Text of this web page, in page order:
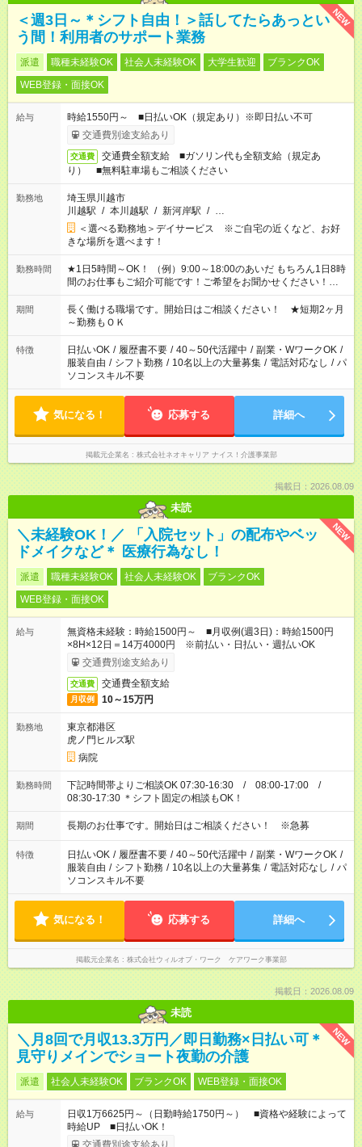
NEW
＜週3日～＊シフト自由！＞話してたらあっとい
う間！利用者のサポート業務
派遣 職種未経験OK 社会人未経験OK 大学生歓迎
ブランクOK
WEB登録・面接OK
給与
時給1550円～ ■日払いOK（規定あり）※即日払い不可
交通費別途支給あり
交通費
交通費全額支給 ■ガソリン代も全額支給（規定あ
り） ■無料駐車場もご相談ください
勤務地
埼玉県川越市
川越駅 / 本川越駅 / 新河岸駅 / …
＜選べる勤務地＞デイサービス ※ご自宅の近くなど、お好
きな場所を選べます！
勤務時間
★1日5時間～OK！ （例）9:00～18:00のあいだ もちろん1日8時
間のお仕事もご紹介可能です！ご希望をお聞かせください！★家
庭の都合でお休みが必要な場合も遠慮なくご相談ください。 ※
週最低15時間以上の勤務が必要です
期間
長く働ける職場です。開始日はご相談ください！ ★短期2ヶ月
～勤務もＯＫ
特徴 日払いOK / 履歴書不要 / 40～50代活躍中 / 副業・WワークOK /
服装自由 / シフト勤務 / 10名以上の大量募集 / 電話対応なし / パ
ソコンスキル不要
気になる！ 応募する 詳細へ
掲載元企業名 株式会社ネオキャリア ナイス！介護事業部
掲載日：2026.08.09
未読
NEW
＼未経験OK！／ 「入院セット」の配布やベッ
ドメイクなど＊ 医療行為なし！
派遣 職種未経験OK 社会人未経験OK
ブランクOK
WEB登録・面接OK
給与
無資格未経験：時給1500円～ ■月収例(週3日)：時給1500円
×8H×12日＝14万4000円 ※前払い・日払い・週払いOK
交通費別途支給あり
交通費 交通費全額支給
月収例 10～15万円
勤務地
東京都港区
虎ノ門ヒルズ駅
病院
勤務時間
下記時間帯よりご相談OK 07:30-16:30 / 08:00-17:00 /
08:30-17:30 ＊シフト固定の相談もOK！
期間 長期のお仕事です。開始日はご相談ください！ ※急募
特徴 日払いOK / 履歴書不要 / 40～50代活躍中 / 副業・WワークOK /
服装自由 / シフト勤務 / 10名以上の大量募集 / 電話対応なし / パ
ソコンスキル不要
気になる！ 応募する 詳細へ
掲載元企業名 株式会社ウィルオブ・ワーク ケアワーク事業部
掲載日：2026.08.09
未読
NEW
＼月8回で月収13.3万円／即日勤務×日払い可＊
見守りメインでショート夜勤の介護
派遣 社会人未経験OK ブランクOK WEB登録・面接OK
給与
日収1万6625円～（日勤時給1750円～） ■資格や経験によって
時給UP ■日払いOK！
交通費別途支給あり